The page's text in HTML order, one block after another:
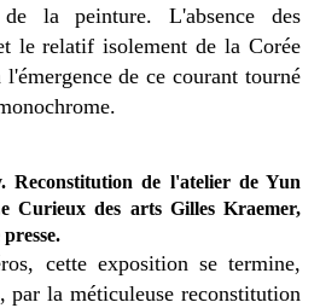
de la peinture. L'absence des
le relatif isolement de la Corée
de ce courant tourné
Reconstitution de l'atelier de Yun
Curieux des arts Gilles Kraemer,
cette exposition se termine,
par la méticuleuse reconstitution